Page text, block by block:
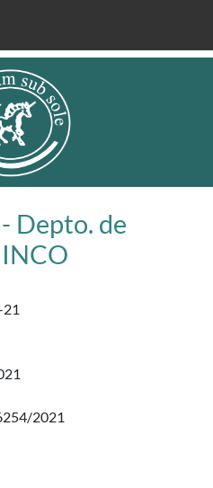
Depto. de
2021